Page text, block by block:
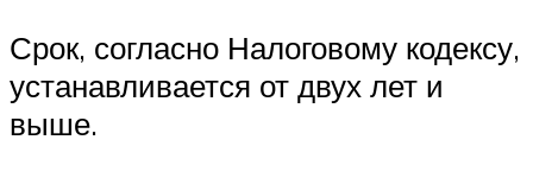
Срок, согласно Налоговому кодексу,
устанавливается от двух лет и
выше.